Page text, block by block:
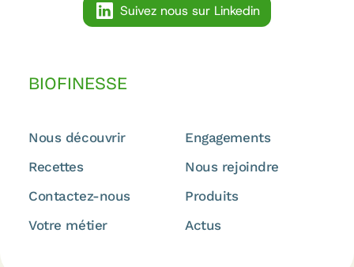
Suivez nous sur Linkedin
BIOFINESSE
Nous découvrir
Recettes
Contactez-nous
Votre métier
Engagements
Nous rejoindre
Produits
Actus